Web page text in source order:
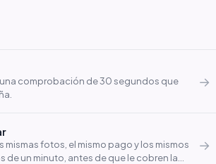
comprobación de 30 segundos que
→
fotos, el mismo pago y los mismos
de un minuto, antes de que le cobren la
→